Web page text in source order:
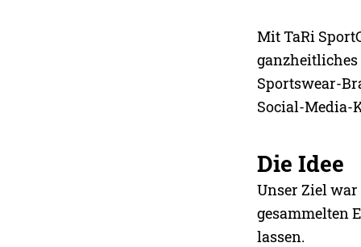
Mit TaRi
ganzheitliches
Sportswear-
Social-Media-
Die Idee
Unser Ziel war
gesammelten
lassen.